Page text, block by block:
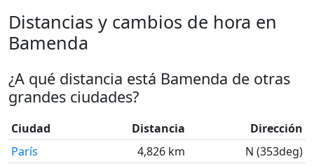
Distancias y cambios de hora en
Bamenda
¿A qué distancia está Bamenda de otras
grandes ciudades?
Ciudad Distancia
Dirección
París
4,826 km
N (353deg)